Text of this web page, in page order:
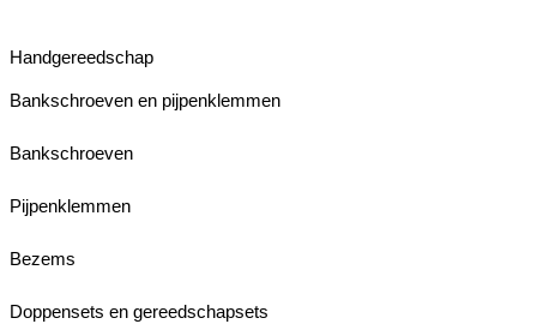
Handgereedschap
Bankschroeven en pijpenklemmen
Bankschroeven
Pijpenklemmen
Bezems
Doppensets en gereedschapsets